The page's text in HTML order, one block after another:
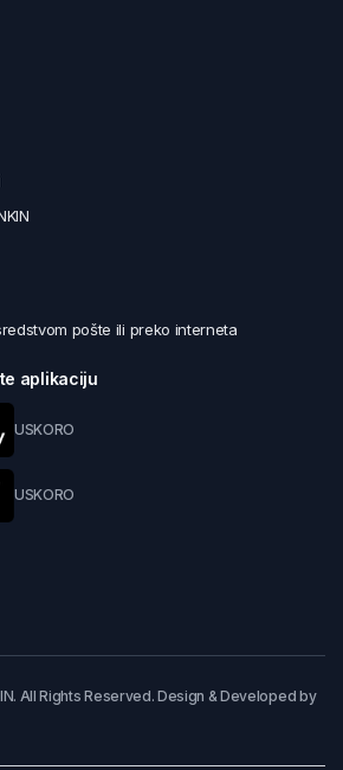
pošte ili preko interneta
aplikaciju
USKORO
USKORO
All Rights Reserved. Design & Developed by